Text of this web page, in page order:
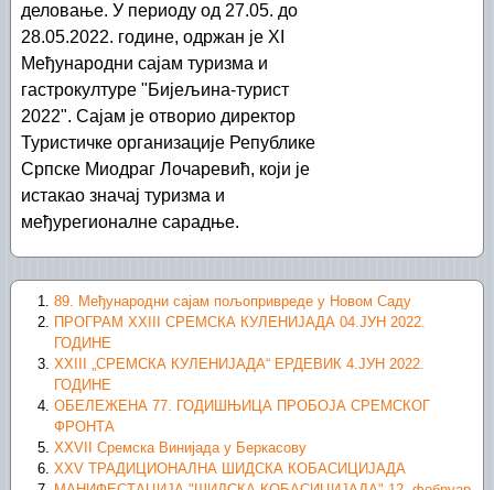
деловање. У периоду од 27.05. до
28.05.2022. године, одржан је XI
Међународни сајам туризма и
гастрокултуре "Бијељина-турист
2022". Сајам је отворио директор
Туристичке организације Републике
Српске Миодраг Лочаревић, који је
истакао значај туризма и
међурегионалне сарадње.
89. Међународни сајам пољопривреде у Новом Саду
ПРОГРАМ XXIII СРЕМСКА КУЛЕНИЈАДА 04.ЈУН 2022.
ГОДИНЕ
XXIII „СРЕМСКА КУЛЕНИЈАДА“ ЕРДЕВИК 4.ЈУН 2022.
ГОДИНЕ
ОБЕЛЕЖЕНА 77. ГОДИШЊИЦА ПРОБОЈА СРЕМСКОГ
ФРОНТА
XXVII Сремска Винијада у Беркасову
XXV ТРАДИЦИОНАЛНА ШИДСКА КОБАСИЦИЈАДА